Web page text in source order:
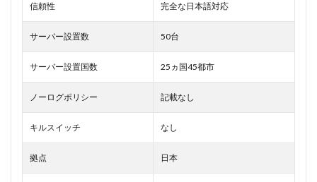
信頼性 完全な日本語対応
サーバー設置数 50台
サーバー設置国数 25ヵ国45都市
ノーログポリシー 記載なし
キルスイッチ なし
拠点 日本